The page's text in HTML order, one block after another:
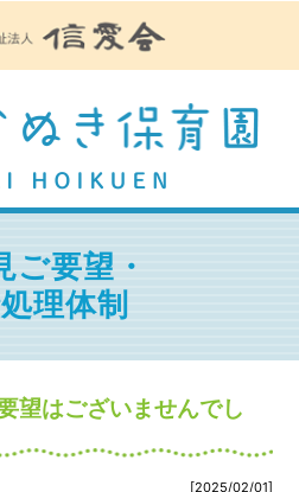
ご要望・
理体制
望はございませんでし
[2025/02/01]